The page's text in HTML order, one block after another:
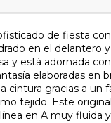
de fiesta
en el delantero y
y está adornada
elaboradas en
cintura gracias a un
tejido. Este
en A muy fluida